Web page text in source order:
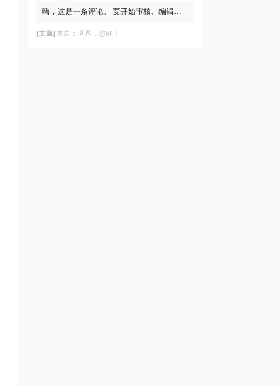
嗨，这是一条评论。 要开始审核、编辑及
评论者头像来自Gravatar。
[文章] 来自： 世界，您好！